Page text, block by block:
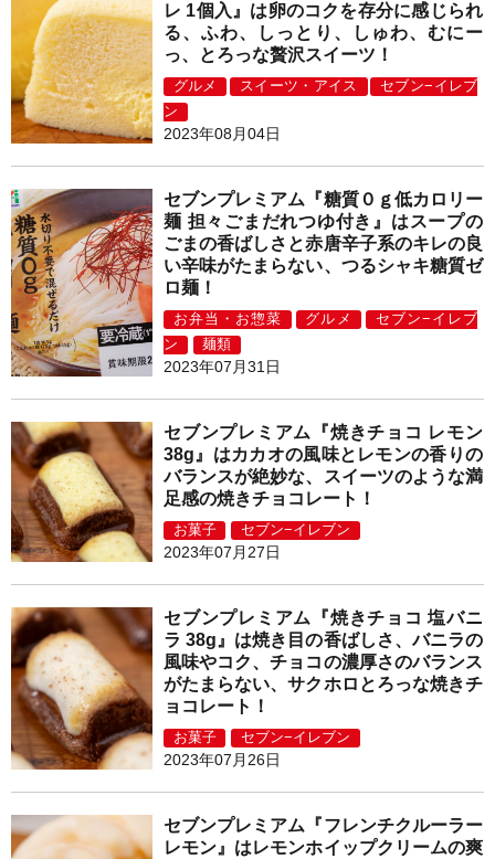
レ 1個入』は卵のコクを存分に感じられ
る、ふわ、しっとり、しゅわ、むにー
っ、とろっな贅沢スイーツ！
グルメ スイーツ・アイス
セブン−イレブ
ン
2023年08月04日
セブンプレミアム『糖質０ｇ低カロリー
麺 担々ごまだれつゆ付き』はスープの
ごまの香ばしさと赤唐辛子系のキレの良
い辛味がたまらない、つるシャキ糖質ゼ
ロ麺！
お弁当・お惣菜 グルメ
セブン−イレブ
ン
麺類
2023年07月31日
セブンプレミアム『焼きチョコ レモン
38g』はカカオの風味とレモンの香りの
バランスが絶妙な、スイーツのような満
足感の焼きチョコレート！
お菓子 セブン−イレブン
2023年07月27日
セブンプレミアム『焼きチョコ 塩バニ
ラ 38g』は焼き目の香ばしさ、バニラの
風味やコク、チョコの濃厚さのバランス
がたまらない、サクホロとろっな焼きチ
ョコレート！
お菓子 セブン−イレブン
2023年07月26日
セブンプレミアム『フレンチクルーラー
レモン』はレモンホイップクリームの爽